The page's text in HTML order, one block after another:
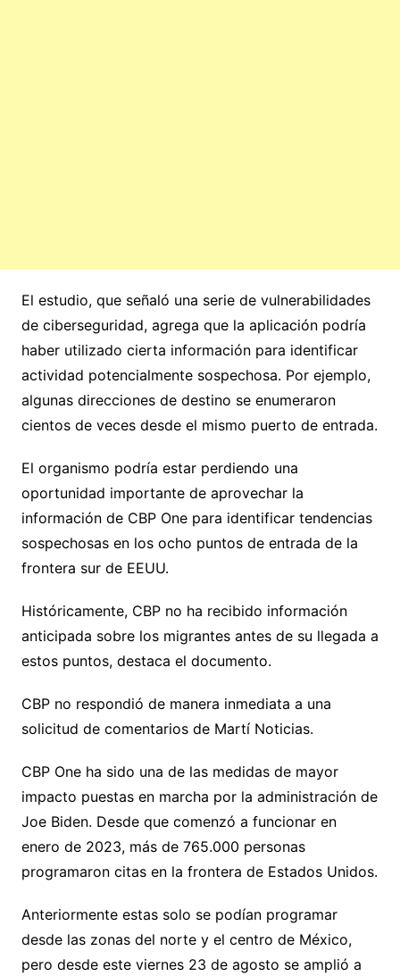
El estudio, que señaló una serie de vulnerabilidades
de ciberseguridad, agrega que la aplicación podría
haber utilizado cierta información para identificar
actividad potencialmente sospechosa. Por ejemplo,
algunas direcciones de destino se enumeraron
cientos de veces desde el mismo puerto de entrada.
El organismo podría estar perdiendo una
oportunidad importante de aprovechar la
información de CBP One para identificar tendencias
sospechosas en los ocho puntos de entrada de la
frontera sur de EEUU.
Históricamente, CBP no ha recibido información
anticipada sobre los migrantes antes de su llegada a
estos puntos, destaca el documento.
CBP no respondió de manera inmediata a una
solicitud de comentarios de Martí Noticias.
CBP One ha sido una de las medidas de mayor
impacto puestas en marcha por la administración de
Joe Biden. Desde que comenzó a funcionar en
enero de 2023, más de 765.000 personas
programaron citas en la frontera de Estados Unidos.
Anteriormente estas solo se podían programar
desde las zonas del norte y el centro de México,
pero desde este viernes 23 de agosto se amplió a